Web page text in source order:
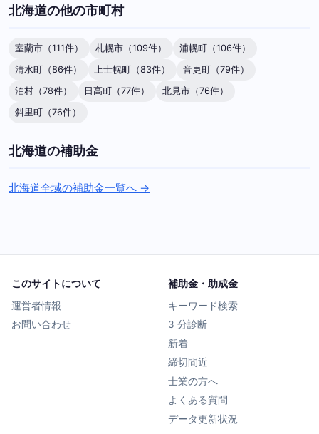
北海道の他の市町村
室蘭市（111件） 札幌市（109件）
浦幌町（106件）
清水町（86件）
上士幌町（83件）
音更町（79件）
泊村（78件）
日高町（77件）
北見市（76件）
斜里町（76件）
北海道の補助金
北海道全域の補助金一覧へ →
このサイトについて
運営者情報
お問い合わせ
補助金・助成金
キーワード検索
3 分診断
新着
締切間近
士業の方へ
よくある質問
データ更新状況